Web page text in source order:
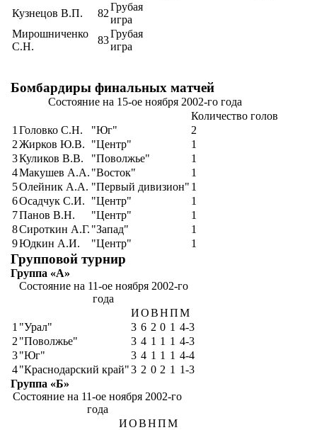
Кузнецов В.П.
82
Грубая
игра
Мирошниченко
С.Н.
83
Грубая
игра
Бомбардиры финальных матчей
Состояние на 15-ое ноября 2002-го года
Количество голов
1 Головко С.Н. "Юг"
2
2Жирков Ю.В. "Центр"
1
3Куликов В.В. "Поволжье"
1
4Макушев А.А. "Восток"
1
5Олейник А.А. "Первый дивизион" 1
6Осадчук С.И. "Центр"
1
7Панов В.Н. "Центр"
1
8Сироткин А.Г. "Запад"
1
9Юдкин А.И. "Центр" 1
Групповой турнир
Группа «А»
Состояние на 11-ое ноября 2002-го
года
ИОВНПМ
1 "Урал" 3 6 2 0 1 4-3
2 "Поволжье" 3 4 1 1 1 4-3
3"Юг" 3 4 1 1 1 4-4
4"Краснодарский край"3 2 0 2 1 1-3
Группа «Б»
Состояние на 11-ое ноября 2002-го
года
ИОВНПМ